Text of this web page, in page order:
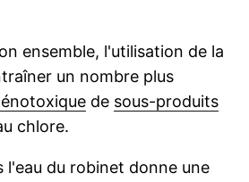
ensemble, l'utilisation de la
un nombre plus
de sous-produits
chlore.
l'eau du robinet donne une